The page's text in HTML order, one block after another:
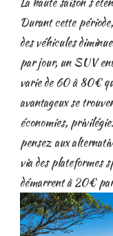
Durant cette
des véhicules
par jour, un SUV
varie de 60 à 80€
avantageux se
économies,
pensez aux
via des plateformes
démarrent à 20€